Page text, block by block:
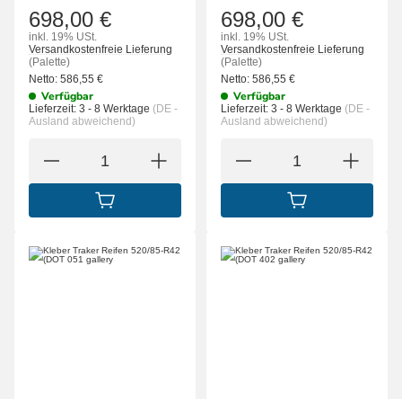
698,00 €
inkl. 19% USt.
Versandkostenfreie Lieferung
(Palette)
Netto: 586,55 €
Verfügbar
Lieferzeit: 3 - 8 Werktage (DE -
Ausland abweichend)
IN DEN WARENKORB
698,00 €
inkl. 19% USt.
Versandkostenfreie Lieferung
(Palette)
Netto: 586,55 €
Verfügbar
Lieferzeit: 3 - 8 Werktage (DE -
Ausland abweichend)
IN DEN